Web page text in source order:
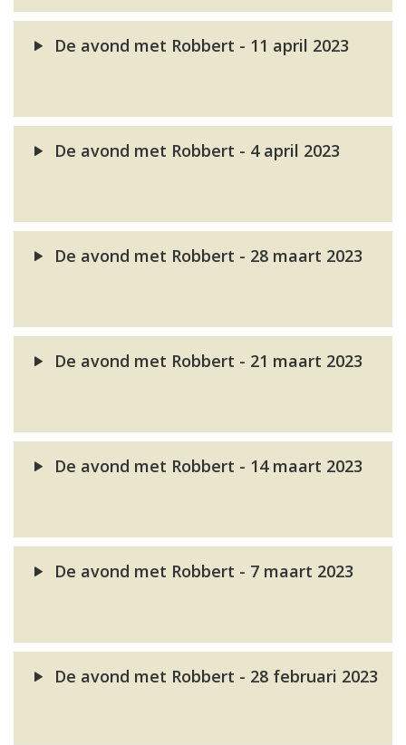
De avond met Robbert - 11 april 2023
De avond met Robbert - 4 april 2023
De avond met Robbert - 28 maart 2023
De avond met Robbert - 21 maart 2023
De avond met Robbert - 14 maart 2023
De avond met Robbert - 7 maart 2023
De avond met Robbert - 28 februari 2023